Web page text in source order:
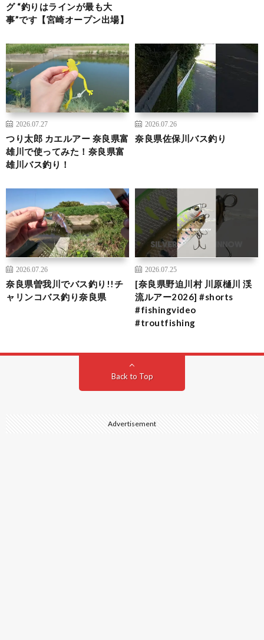
グ “釣りはラインが最も大
事”です【宮崎オープン出場】
2026.07.27
つり太郎 カエルアー 奈良県富
雄川で使ってみた！奈良県富
雄川バス釣り！
2026.07.26
奈良県佐保川バス釣り
2026.07.26
奈良県曽我川でバス釣り!!チ
ャリンコバス釣り奈良県
2026.07.25
[奈良県野迫川村 川原樋川 渓
流ルアー2026] #shorts
#fishingvideo
#troutfishing
Back to Top
Advertisement